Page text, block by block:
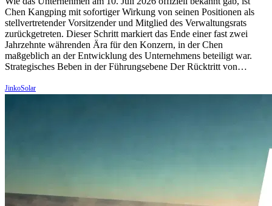
Chen Kangping mit sofortiger Wirkung von seinen Positionen als
stellvertretender Vorsitzender und Mitglied des Verwaltungsrats
zurückgetreten. Dieser Schritt markiert das Ende einer fast zwei
Jahrzehnte währenden Ära für den Konzern, in der Chen
maßgeblich an der Entwicklung des Unternehmens beteiligt war.
Strategisches Beben in der Führungsebene Der Rücktritt von…
JinkoSolar